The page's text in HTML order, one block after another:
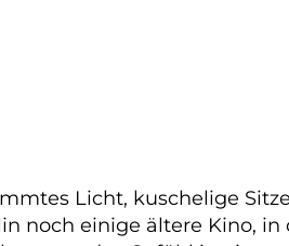
Licht, kuschelige
noch einige ältere Kino,